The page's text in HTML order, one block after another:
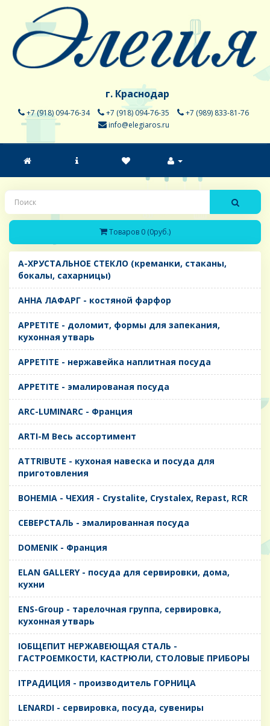
г. Краснодар
+7 (918) 094-76-34 +7 (918) 094-76-35
+7 (989) 833-81-76
info@elegiaros.ru
Товаров 0 (0руб.)
A-ХРУСТАЛЬНОЕ СТЕКЛО (креманки, стаканы,
бокалы, сахарницы)
AHHA ЛАФАРГ - костяной фарфор
APPETITE - доломит, формы для запекания,
кухонная утварь
APPETITE - нержавейка наплитная посуда
APPETITE - эмалированая посуда
ARC-LUMINARC - Франция
ARTI-M Весь ассортимент
ATTRIBUTE - кухоная навеска и посуда для
приготовления
BOHEMIA - ЧЕХИЯ - Crystalite, Crystalex, Repast, RCR
CЕВЕРСТАЛЬ - эмалированная посуда
DOMENIK - Франция
ELAN GALLERY - посуда для сервировки, дома,
кухни
ENS-Group - тарелочная группа, сервировка,
кухонная утварь
IОБЩЕПИТ НЕРЖАВЕЮЩАЯ СТАЛЬ -
ГАСТРОЕМКОСТИ, КАСТРЮЛИ, СТОЛОВЫЕ ПРИБОРЫ
IТРАДИЦИЯ - производитель ГОРНИЦА
LENARDI - сервировка, посуда, сувениры